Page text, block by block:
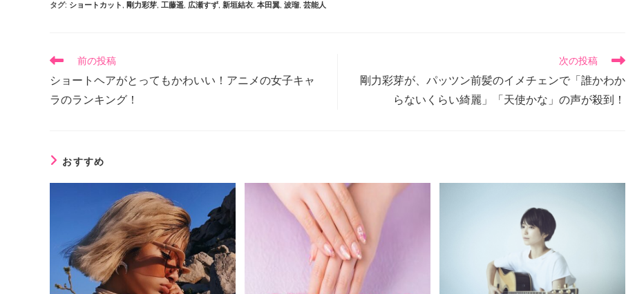
タグ: ショートカット, 剛力彩芽, 工藤遥, 広瀬すず, 新垣結衣, 本田翼, 波瑠, 芸能人
前の投稿
ショートヘアがとってもかわいい！アニメの女子キャ
ラのランキング！
次の投稿
剛力彩芽が、パッツン前髪のイメチェンで「誰かわか
らないくらい綺麗」「天使かな」の声が殺到！
おすすめ